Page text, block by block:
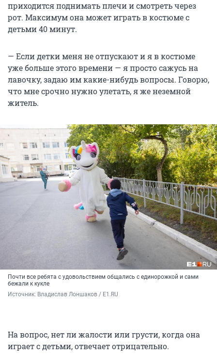
приходится поднимать плечи и смотреть через
рот. Максимум она может играть в костюме с
детьми 40 минут.
— Если детки меня не отпускают и я в костюме
уже больше этого времени — я просто сажусь на
лавочку, задаю им какие-нибудь вопросы. Говорю,
что мне срочно нужно улетать, я же неземной
житель.
Почти все ребята с удовольствием общались с единорожкой и сами
бежали к кукле
Источник: Владислав Лоншаков / E1.RU
На вопрос, нет ли жалости или грусти, когда она
играет с детьми, отвечает отрицательно.